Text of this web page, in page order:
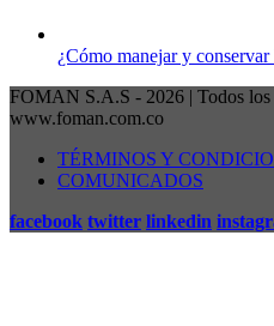
¿Cómo manejar y
FOMAN S.A.S - 2026 | Todos los
www.foman.com.co
TÉRMINOS Y
COMUNICADOS
facebook twitter linkedin